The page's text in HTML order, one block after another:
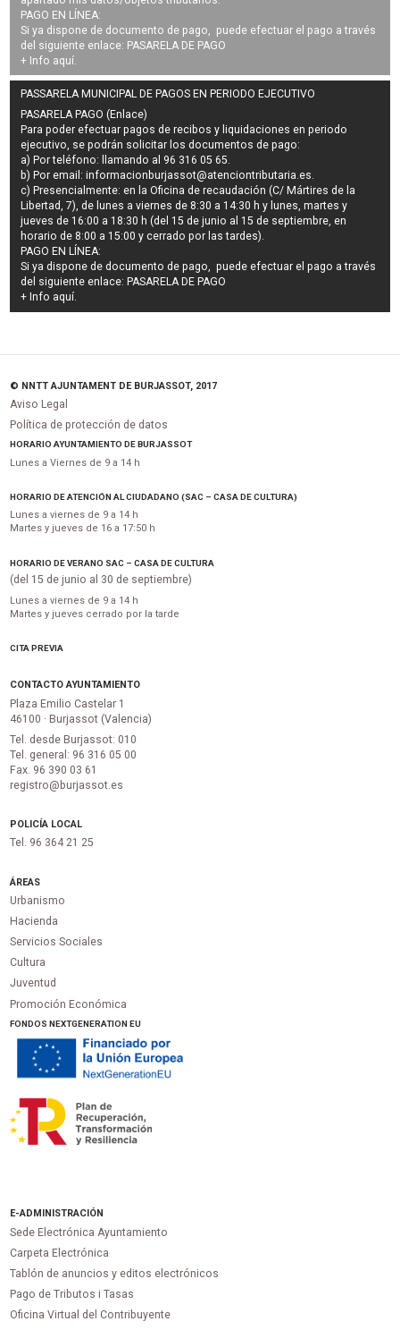
PAGO EN LÍNEA:
Si ya dispone de documento de pago, puede efectuar el pago a través
del siguiente enlace: PASARELA DE PAGO
+ Info aquí.
PASSARELA MUNICIPAL DE PAGOS EN PERIODO EJECUTIVO
PASARELA PAGO (Enlace)
Para poder efectuar pagos derecibos y liquidaciones en periodo
ejecutivo, se podrán solicitar los documentos de pago:
a) Por teléfono: llamando al 96 316 05 65.
b) Por email:informacionburjassot@atenciontributaria.es.
c) Presencialmente: en la Oficina de recaudación (C/ Mártires de la
Libertad, 7), de lunes a viernes de 8:30 a 14:30 h y lunes, martes y
jueves de 16:00 a 18:30 h (del 15 de junio al 15 de septiembre, en
horario de 8:00 a 15:00 y cerrado por las tardes).
PAGO EN LÍNEA:
Si ya dispone de documento de pago, puede efectuar el pago a través
del siguiente enlace: PASARELA DE PAGO
+ Info aquí.
© NNTT AJUNTAMENT DE BURJASSOT, 2017
Aviso Legal
Política de protección de datos
HORARIO AYUNTAMIENTO DE BURJASSOT
Lunes a Viernes de 9 a 14 h
HORARIO DE ATENCIÓN AL CIUDADANO (SAC – CASA DE CULTURA)
Lunes a viernes de 9 a 14 h
Martes y jueves de 16 a 17:50 h
HORARIO DE VERANO SAC – CASA DE CULTURA
(del 15 de junio al 30 de septiembre)
Lunes a viernes de 9 a 14 h
Martes y jueves cerrado por la tarde
CITA PREVIA
CONTACTO AYUNTAMIENTO
Plaza Emilio Castelar 1
46100 · Burjassot (Valencia)
Tel. desde Burjassot: 010
Tel. general: 96 316 05 00
Fax. 96 390 03 61
registro@burjassot.es
POLICÍA LOCAL
Tel. 96 364 21 25
ÁREAS
Urbanismo
Hacienda
Servicios Sociales
Cultura
Juventud
Promoción Económica
FONDOS NEXTGENERATION EU
E-ADMINISTRACIÓN
Sede Electrónica Ayuntamiento
Carpeta Electrónica
Tablón de anuncios y editos electrónicos
Pago de Tributos i Tasas
Oficina Virtual del Contribuyente